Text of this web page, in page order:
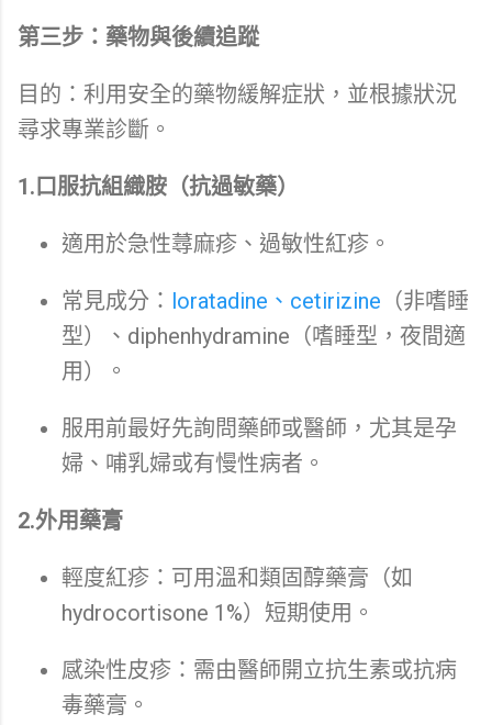
第三步：藥物與後續追蹤
目的：利用安全的藥物緩解症狀，並根據狀況
尋求專業診斷。
1.口服抗組織胺（抗過敏藥）
適用於急性蕁麻疹、過敏性紅疹。
常見成分： loratadine、cetirizine （非嗜睡
型）、diphenhydramine（嗜睡型，夜間適
用）。
服用前最好先詢問藥師或醫師，尤其是孕
婦、哺乳婦或有慢性病者。
2.外用藥膏
輕度紅疹：可用溫和類固醇藥膏（如
hydrocortisone 1%）短期使用。
感染性皮疹：需由醫師開立抗生素或抗病
毒藥膏。